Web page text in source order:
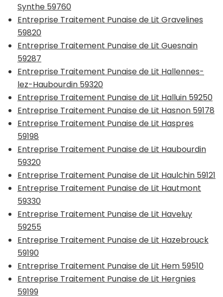
Synthe 59760
Entreprise Traitement Punaise de Lit Gravelines
59820
Entreprise Traitement Punaise de Lit Guesnain
59287
Entreprise Traitement Punaise de Lit Hallennes-
lez-Haubourdin 59320
Entreprise Traitement Punaise de Lit Halluin 59250
Entreprise Traitement Punaise de Lit Hasnon 59178
Entreprise Traitement Punaise de Lit Haspres
59198
Entreprise Traitement Punaise de Lit Haubourdin
59320
Entreprise Traitement Punaise de Lit Haulchin 59121
Entreprise Traitement Punaise de Lit Hautmont
59330
Entreprise Traitement Punaise de Lit Haveluy
59255
Entreprise Traitement Punaise de Lit Hazebrouck
59190
Entreprise Traitement Punaise de Lit Hem 59510
Entreprise Traitement Punaise de Lit Hergnies
59199